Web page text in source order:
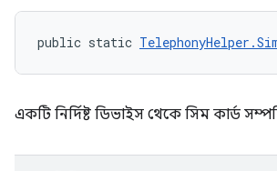
public static
একটি নির্দিষ্ট ডিভাইস থেকে সিম কার্ড